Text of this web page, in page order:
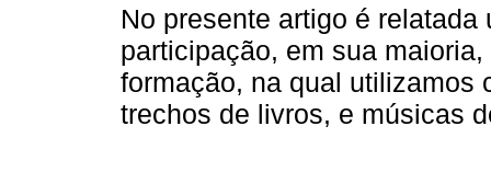
No presente artigo é
participação, em sua
formação, na qual utilizamos
trechos de livros, e músicas